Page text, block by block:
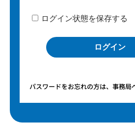
ログイン状態を保存する
パスワードをお忘れの方は、事務局